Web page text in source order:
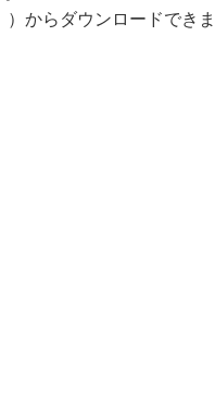
からダウンロードできま